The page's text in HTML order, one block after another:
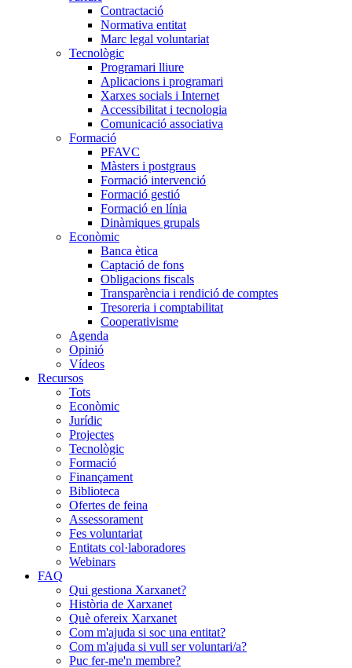
Contractació
Normativa entitat
Marc legal voluntariat
Tecnològic
Programari lliure
Aplicacions i programari
Xarxes socials i Internet
Accessibilitat i tecnologia
Comunicació associativa
Formació
PFAVC
Màsters i postgraus
Formació intervenció
Formació gestió
Formació en línia
Dinàmiques grupals
Econòmic
Banca ètica
Captació de fons
Obligacions fiscals
Transparència i rendició de comptes
Tresoreria i comptabilitat
Cooperativisme
Agenda
Opinió
Vídeos
Recursos
Tots
Econòmic
Jurídic
Projectes
Tecnològic
Formació
Finançament
Biblioteca
Ofertes de feina
Assessorament
Fes voluntariat
Entitats col·laboradores
Webinars
FAQ
Qui gestiona Xarxanet?
Història de Xarxanet
Què ofereix Xarxanet
Com m'ajuda si soc una entitat?
Com m'ajuda si vull ser voluntari/a?
Puc fer-me'n membre?